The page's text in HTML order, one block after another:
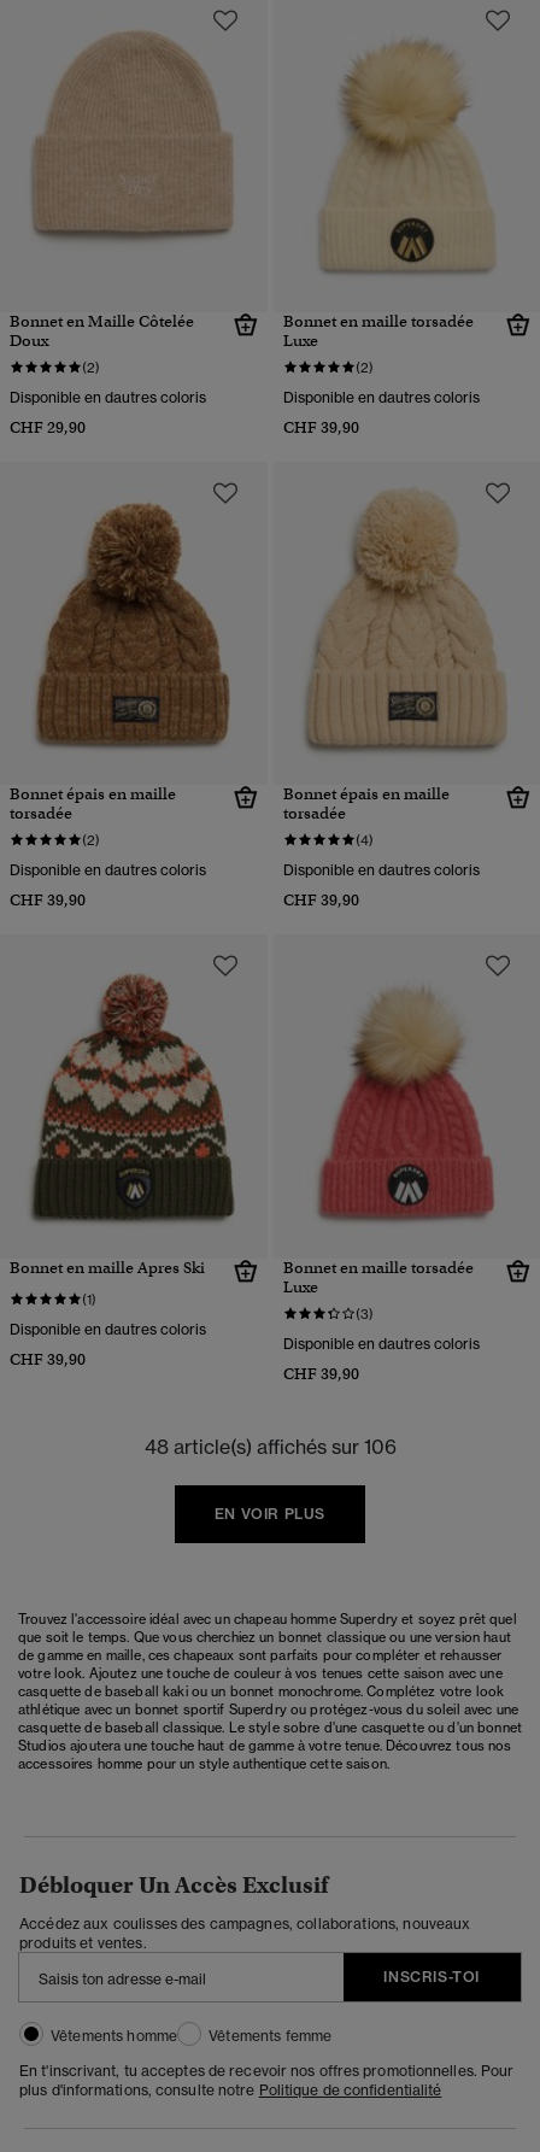
Bonnet en Maille Côtelée
Doux
(2)
Disponible en dautres coloris
CHF 29,90
Bonnet en maille torsadée
Luxe
(2)
Disponible en dautres coloris
CHF 39,90
Bonnet épais en maille
torsadée
(2)
Disponible en dautres coloris
CHF 39,90
Bonnet épais en maille
torsadée
(4)
Disponible en dautres coloris
CHF 39,90
Bonnet en maille Apres Ski
(1)
Disponible en dautres coloris
CHF 39,90
Bonnet en maille torsadée
Luxe
(3)
Disponible en dautres coloris
CHF 39,90
48 article(s) affichés sur 106
EN VOIR PLUS
Trouvez l'accessoire idéal avec un chapeau homme Superdry et soyez prêt quel
que soit le temps. Que vous cherchiez un bonnet classique ou une version haut
de gamme en maille, ces chapeaux sont parfaits pour compléter et rehausser
votre look. Ajoutez une touche de couleur à vos tenues cette saison avec une
casquette de baseball kaki ou un bonnet monochrome. Complétez votre look
athlétique avec un bonnet sportif Superdry ou protégez-vous du soleil avec une
casquette de baseball classique. Le style sobre d'une casquette ou d'un bonnet
Studios ajoutera une touche haut de gamme à votre tenue. Découvrez tous nos
accessoires homme pour un style authentique cette saison.
Débloquer Un Accès Exclusif
Accédez aux coulisses des campagnes, collaborations, nouveaux
produits et ventes.
INSCRIS-TOI
Vêtements homme
Vêtements femme
En t'inscrivant, tu acceptes de recevoir nos offres promotionnelles. Pour
plus d'informations, consulte notre Politique de confidentialité